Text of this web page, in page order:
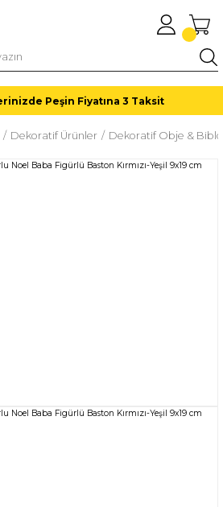
Peşin Fiyatına 3 Taksit
Dekoratif Ürünler Dekoratif Obje & Biblo